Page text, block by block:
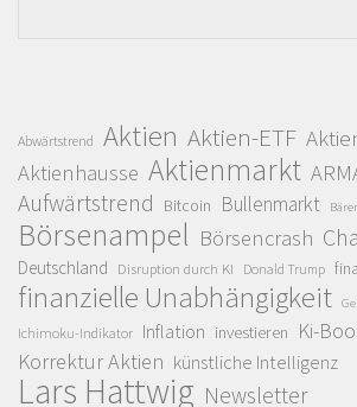
Abwärtstrend Aktien Aktien-ETF
Aktienhausse Aktienmarkt
Aufwärtstrend Bitcoin Bullenmarkt
Börsenampel Börsencrash
Deutschland Disruption durch KI Donald Trump
finanzielle Unabhängigkeit
Ichimoku-Indikator Inflation investieren Ki-
Korrektur Aktien künstliche Intelligenz
Lars Hattwig Newsletter